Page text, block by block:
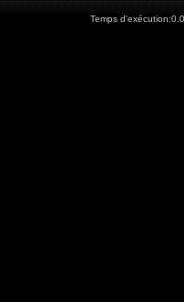
Temps